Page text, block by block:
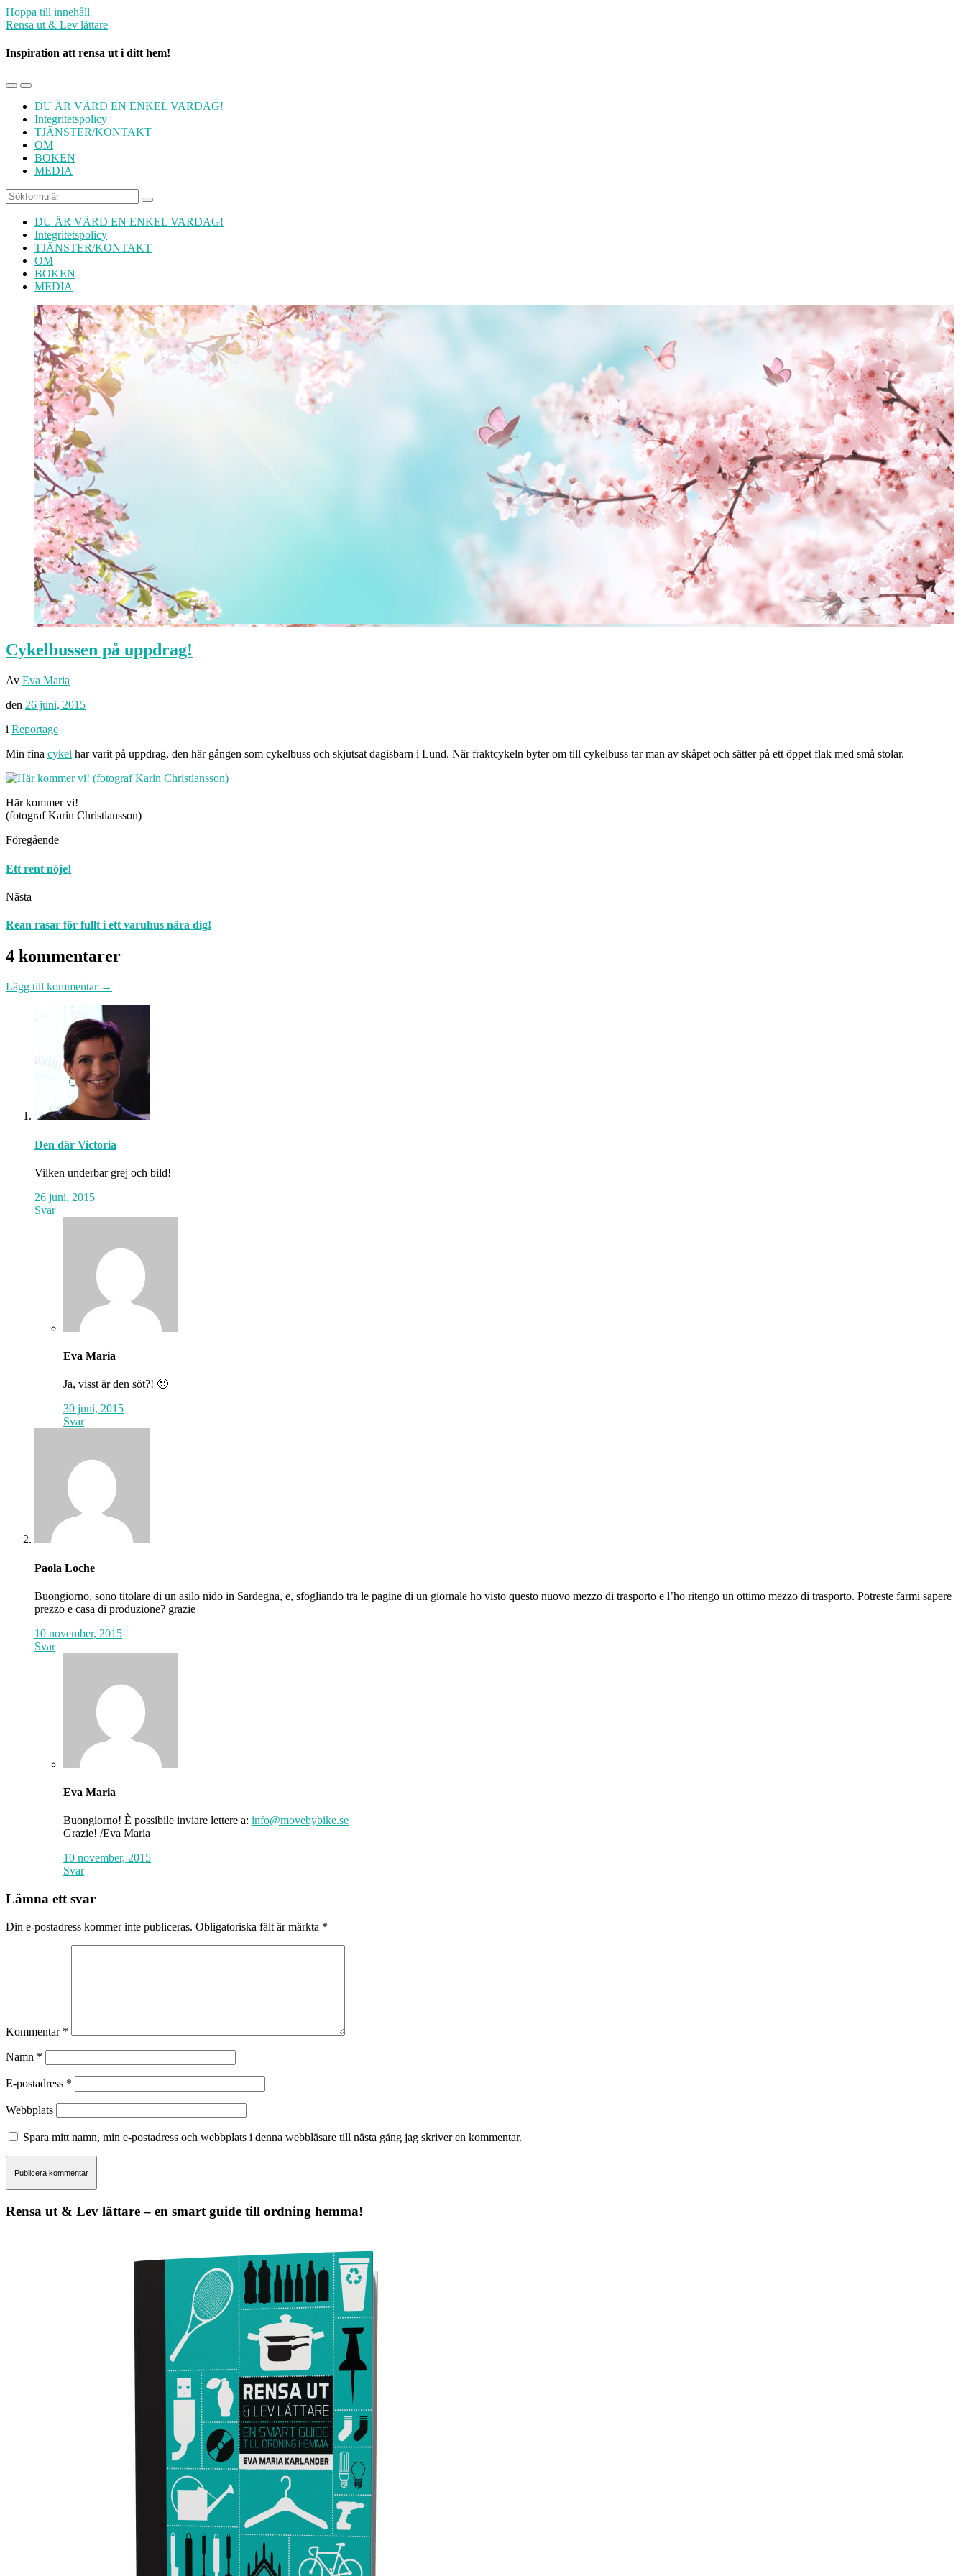
Hoppa till innehåll
Rensa ut & Lev lättare
Inspiration att rensa ut i ditt hem!
Slå
mobilmenyn
Slå
på/av
sökfältet
DU ÄR VÄRD EN ENKEL VARDAG!
Integritetspolicy
TJÄNSTER/KONTAKT
OM
BOKEN
MEDIA
Sök
DU ÄR VÄRD EN ENKEL VARDAG!
Integritetspolicy
TJÄNSTER/KONTAKT
OM
BOKEN
MEDIA
Cykelbussen på uppdrag!
Av Eva Maria
den 26 juni, 2015
i Reportage
Min fina cykel har varit på uppdrag, den här gången som cykelbuss och skjutsat dagisbarn i Lund. När fraktcykeln byter om till cykelbuss tar man av skåpet och sätter på ett öppet flak med små stolar.
Här kommer vi!
(fotograf Karin Christiansson)
Föregående
Ett rent nöje!
Nästa
Rean rasar för fullt i ett varuhus nära dig!
4 kommentarer
Lägg till kommentar →
Den där Victoria
Vilken underbar grej och bild!
26 juni, 2015
Svar
Eva Maria
Ja, visst är den söt?! 🙂
30 juni, 2015
Svar
Paola Loche
Buongiorno, sono titolare di un asilo nido in Sardegna, e, sfogliando tra le pagine di un giornale ho visto questo nuovo mezzo di trasporto e l’ho ritengo un ottimo mezzo di trasporto. Potreste farmi sapere
prezzo e casa di produzione? grazie
10 november, 2015
Svar
Eva Maria
Buongiorno! È possibile inviare lettere a: info@movebybike.se
Grazie! /Eva Maria
10 november, 2015
Svar
Lämna ett svar
Din e-postadress kommer inte publiceras. Obligatoriska fält är märkta *
Kommentar *
Namn *
E-postadress *
Webbplats
Spara mitt namn, min e-postadress och webbplats i denna webbläsare till nästa gång jag skriver en kommentar.
Rensa ut & Lev lättare – en smart guide till ordning hemma!